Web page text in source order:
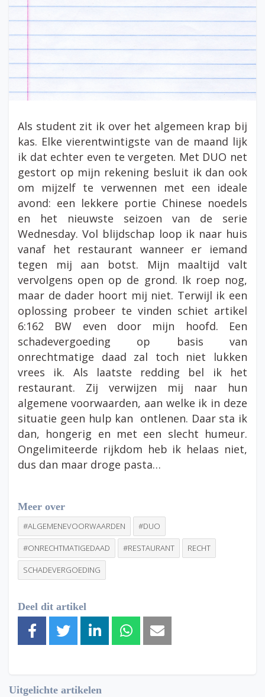
Als student zit ik over het algemeen krap bij
kas. Elke vierentwintigste van de maand lijk
ik dat echter even te vergeten. Met DUO net
gestort op mijn rekening besluit ik dan ook
om mijzelf te verwennen met een ideale
avond: een lekkere portie Chinese noedels
en het nieuwste seizoen van de serie
Wednesday. Vol blijdschap loop ik naar huis
vanaf het restaurant wanneer er iemand
tegen mij aan botst. Mijn maaltijd valt
vervolgens open op de grond. Ik roep nog,
maar de dader hoort mij niet. Terwijl ik een
oplossing probeer te vinden schiet artikel
6:162 BW even door mijn hoofd. Een
schadevergoeding op basis van
onrechtmatige daad zal toch niet lukken
vrees ik. Als laatste redding bel ik het
restaurant. Zij verwijzen mij naar hun
algemene voorwaarden, aan welke ik in deze
situatie geen hulp kan ontlenen. Daar sta ik
dan, hongerig en met een slecht humeur.
Ongelimiteerde rijkdom heb ik helaas niet,
dus dan maar droge pasta…
Meer over
#ALGEMENEVOORWAARDEN #DUO
#ONRECHTMATIGEDAAD #RESTAURANT RECHT
SCHADEVERGOEDING
Deel dit artikel
Uitgelichte artikelen